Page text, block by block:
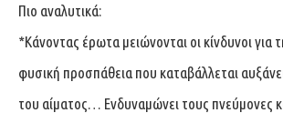
Πιο αναλυτικά:
*Κάνοντας έρωτα μειώνονται οι κίνδυνοι για
φυσική προσπάθεια που καταβάλλεται
του αίματος… Ενδυναμώνει τους πνεύμονες